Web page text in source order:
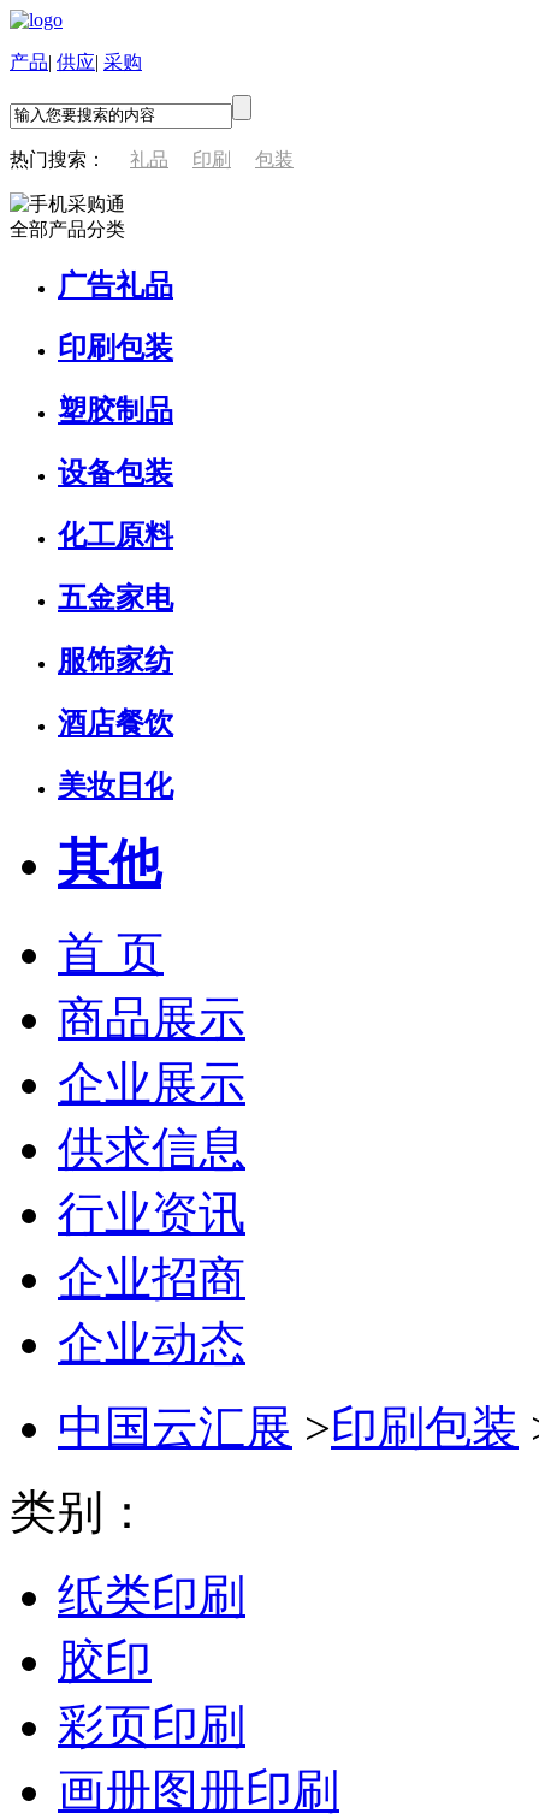
产品| 供应| 采购
热门搜索： 礼品 印刷 包装
全部产品分类
广告礼品
印刷包装
塑胶制品
设备包装
化工原料
五金家电
服饰家纺
酒店餐饮
美妆日化
其他
首 页
商品展示
企业展示
供求信息
行业资讯
企业招商
企业动态
中国云汇展 >印刷包装
类别：
纸类印刷
胶印
彩页印刷
画册图册印刷